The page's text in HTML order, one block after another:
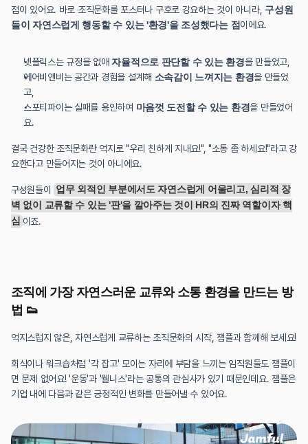
점이 있어요. 바로 조직문화를 포스터나 구호로 강요하는 것이 아니라, 구성원
들이 자연스럽게 행동할 수 있는 '환경'을 조성했다는 점이에요.
넷플릭스는 규정을 없애 자율적으로 판단할 수 있는 환경을 만들었고,
에어비앤비는 공간과 경험을 설계해 소속감이 느껴지는 환경을 만들었
고,
스포티파이는 실패를 용인하여 마음껏 도전할 수 있는 환경을 만들었어
요.
결국 건강한 조직문화란 억지로 "우리 친하게 지내요!", "소통 좀 하세요!"라고 강
요한다고 만들어지는 것이 아니에요.
구성원들이 업무 외적인 부분에서도 자연스럽게 어울리고, 심리적 장
벽 없이 교류할 수 있는 '판'을 깔아주는 것이 HR의 진짜 역할이자 핵
심 이죠.
조직에 가장 자연스러운 교류와 소통 환경을 만드는 방
법 👟
억지스럽지 않은, 자연스럽게 교류하는 조직문화의 시작, 잼플과 함께해 보세요!
회식이나 워크숍처럼 '각 잡고' 모이는 자리에 부담을 느끼는 임직원들도 잼플이
면 문제 없어요! '운동'과 '웰니스'라는 공통의 관심사가 있기 때문인데요. 잼플은
기업 내에 다음과 같은 긍정적인 변화를 만들어낼 수 있어요.